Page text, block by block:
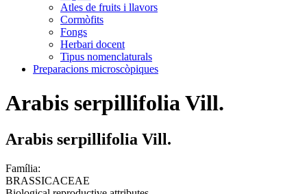
Atles de fruits i llavors
Cormòfits
Fongs
Herbari docent
Tipus nomenclaturals
Preparacions microscòpiques
Arabis serpillifolia Vill.
Arabis serpillifolia Vill.
Família:
BRASSICACEAE